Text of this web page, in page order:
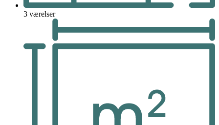
3 værelser